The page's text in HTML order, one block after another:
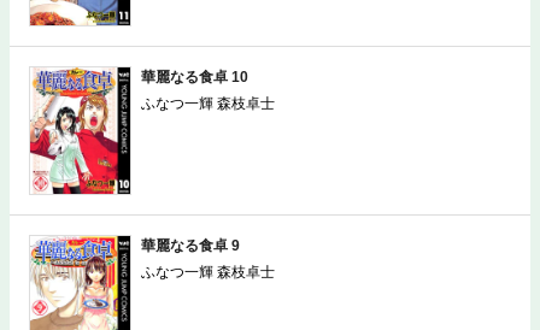
華麗なる食卓 10
ふなつ一輝 森枝卓士
華麗なる食卓 9
ふなつ一輝 森枝卓士